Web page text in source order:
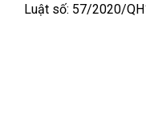
Luật số: 57/2020/